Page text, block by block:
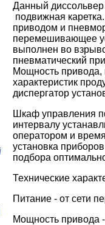
Данный
подвижная
приводом и
перемешивающее
выполнен во
пневматический
Мощность привода,
характеристик
диспергатор
Шкаф управления
интервалу
оператором и
установка
подбора
Технические
Питание - от сети
Мощность привода -